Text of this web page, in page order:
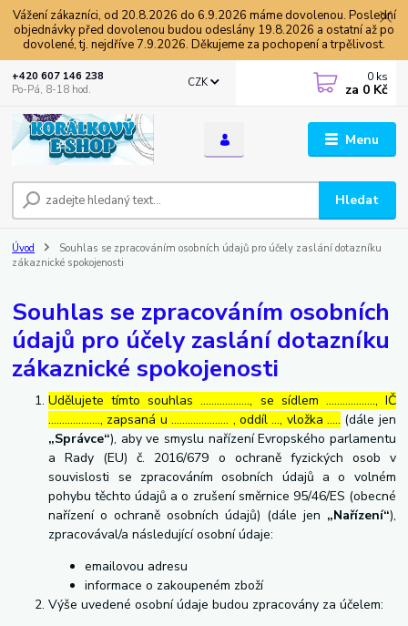
Vážení zákazníci, od 20.8.2026 do 6.9.2026 máme dovolenou. Poslední
objednávky před dovolenou budou odeslány 19.8.2026 a ostatní až po
dovolené, tj. nejdříve 7.9.2026. Děkujeme za pochopení a trpělivost.
Menu
CZK
Hledat
+420 607 146 238
Po-Pá, 8-18 hod.
0 ks
za 0 Kč
Úvod
Souhlas se zpracováním osobních údajů pro účely zaslání dotazníku
zákaznické spokojenosti
Souhlas se zpracováním osobních
údajů pro účely zaslání dotazníku
zákaznické spokojenosti
Udělujete tímto souhlas ……………..., se sídlem ………………, IČ
………………., zapsaná u ………………… , oddíl …, vložka ….. (dále jen
„Správce“), aby ve smyslu nařízení Evropského parlamentu
a Rady (EU) č. 2016/679 o ochraně fyzických osob v
souvislosti se zpracováním osobních údajů a o volném
pohybu těchto údajů a o zrušení směrnice 95/46/ES (obecné
nařízení o ochraně osobních údajů) (dále jen „Nařízení“),
zpracovával/a následující osobní údaje:
emailovou adresu
informace o zakoupeném zboží
Výše uvedené osobní údaje budou zpracovány za účelem: